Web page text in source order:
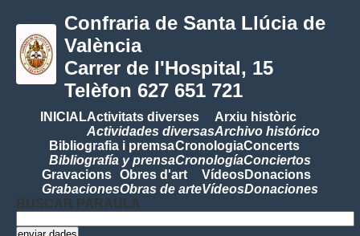
Confraria de Santa Llúcia de
València
Carrer de l'Hospital, 15
Telèfon 627 651 721
INICIALActivitats diverses
Actividades diversas
Arxiu històric
Archivo histórico
Bibliografia i premsa
Bibliografía y prensa
Cronologia
Cronología
Concerts
Conciertos
Gravacions
Grabaciones
Obres d'art
Obras de arte
Vídeos
Vídeos
Donacions
Donaciones
BUSCAR PARAULA